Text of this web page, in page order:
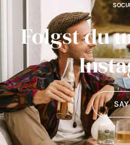
Folgst du